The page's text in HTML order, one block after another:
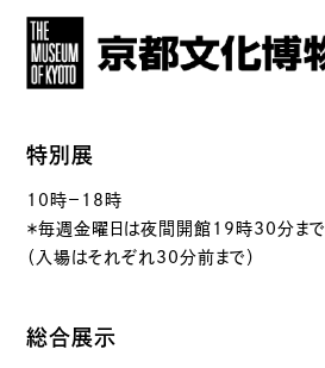
特別展
10時－18時
＊毎週金曜日は夜間開館19時30分まで
（入場はそれぞれ30分前まで）
総合展示